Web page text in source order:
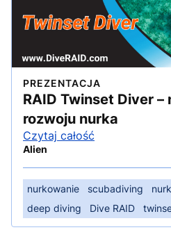
PREZENTACJA
RAID Twinset Diver
rozwoju nurka
Czytaj całość
Alien
nurkowanie scubadiving
deep diving
Dive RAID